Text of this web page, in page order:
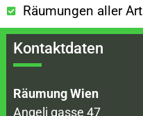
Räumungen aller Art
Kontaktdaten
Räumung Wien
Angeli gasse 47